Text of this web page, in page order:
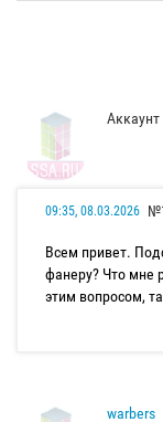
09:35, 08.03.2026
Всем привет.
фанеру? Что мне
этим вопросом,
warbers